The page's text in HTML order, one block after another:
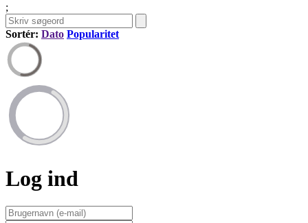
;
Sortér: Dato Popularitet
Log ind